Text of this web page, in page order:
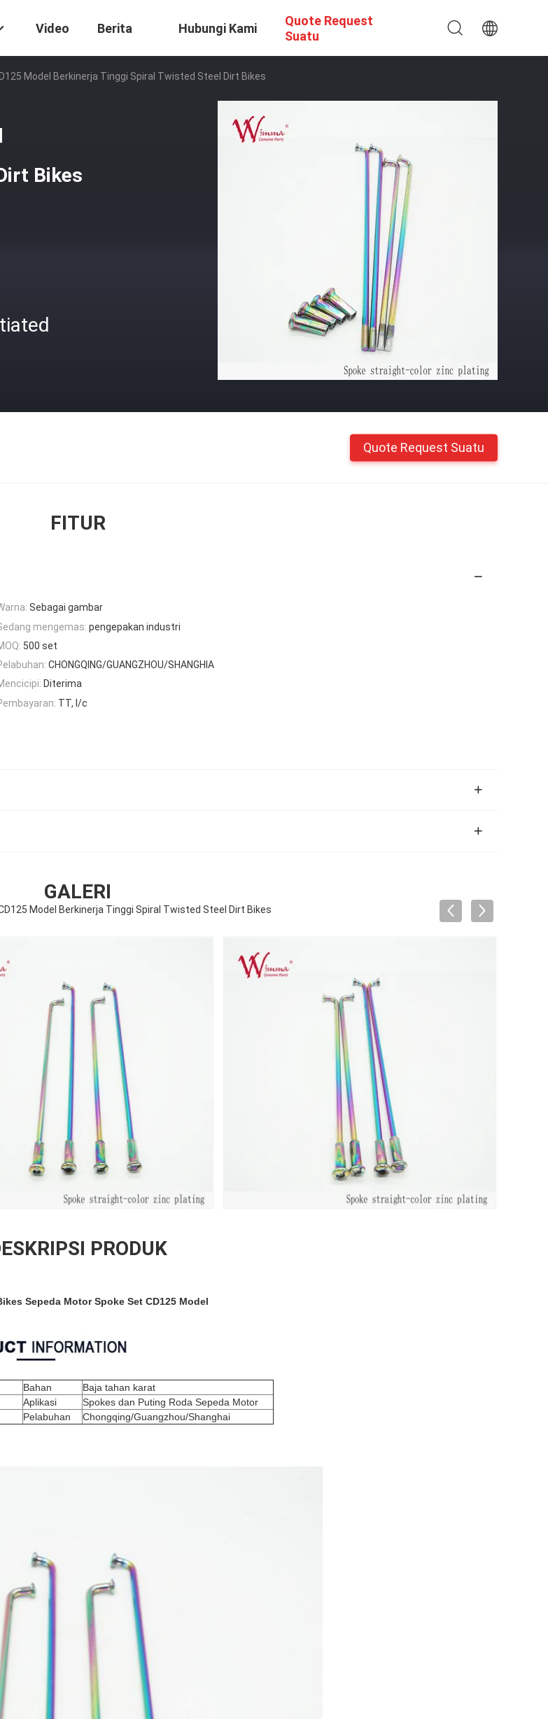
Video Berita Hubungi Kami
Quote Request
Suatu
Model Berkinerja Tinggi Spiral Twisted Steel Dirt Bikes
Bikes
Quote Request Suatu
FITUR
Sebagai gambar
mengemas: pengepakan industri
500 set
CHONGQING/GUANGZHOU/SHANGHIA
Diterima
TT, l/c
GALERI
Model Berkinerja Tinggi Spiral Twisted Steel Dirt Bikes
PRODUK
Sepeda Motor Spoke Set CD125 Model
Bahan
Baja tahan karat
Aplikasi
Spokes dan Puting Roda Sepeda Motor
Pelabuhan Chongqing/Guangzhou/Shanghai